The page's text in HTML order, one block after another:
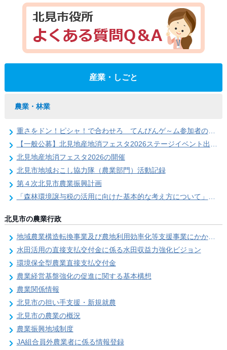
産業・しごと
農業・林業
重さをドン！ピシャ！で合わせろ てんびんゲ～ム参加者の募集（北見地産地消フェスタ2026）
【一般公募】北見地産地消フェスタ2026ステージイベント出演者の募集
北見地産地消フェスタ2026の開催
北見市地域おこし協力隊（農業部門）活動記録
第４次北見市農業振興計画
「森林環境譲与税の活用に向けた基本的な考え方について」を策定しました
北見市の農業行政
地域農業構造転換事業及び農地利用効率化等支援事業にかかる要望調査
水田活用の直接支払交付金に係る水田収益力強化ビジョン
環境保全型農業直接支払交付金
農業経営基盤強化の促進に関する基本構想
農業関係情報
北見市の担い手支援・新規就農
北見市の農業の概況
農業振興地域制度
JA組合員外農業者に係る情報登録